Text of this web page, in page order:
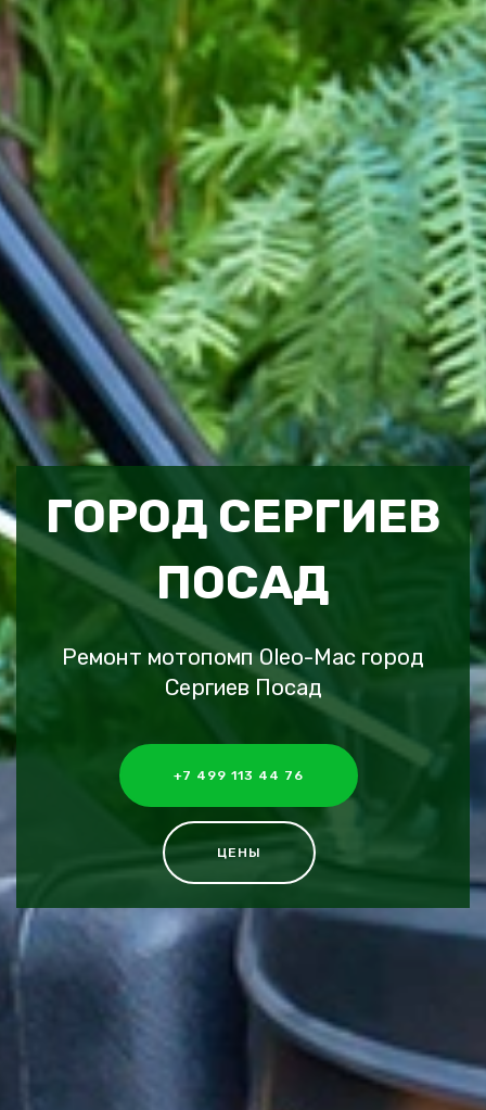
ГОРОД СЕРГИЕВ
ПОСАД
Ремонт мотопомп Oleo-Mac город
Сергиев Посад
+7 499 113 44 76
ЦЕНЫ